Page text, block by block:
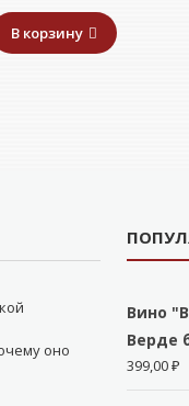
В корзину
оно
Вино
Верде
399,00₽